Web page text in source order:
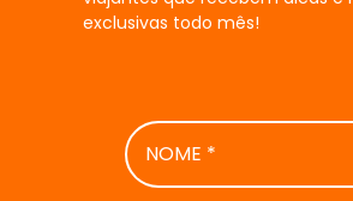
exclusivas todo mês!
NOME
*